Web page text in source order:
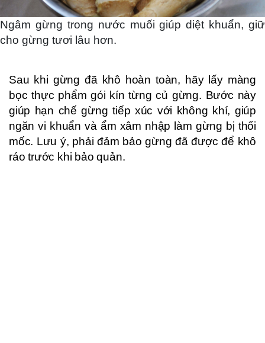
Ngâm gừng trong nước muối giúp diệt khuẩn, giữ
cho gừng tươi lâu hơn.
Sau khi gừng đã khô hoàn toàn, hãy lấy màng
bọc thực phẩm gói kín từng củ gừng. Bước này
giúp hạn chế gừng tiếp xúc với không khí, giúp
ngăn vi khuẩn và ẩm xâm nhập làm gừng bị thối
mốc. Lưu ý, phải đảm bảo gừng đã được để khô
ráo trước khi bảo quản.